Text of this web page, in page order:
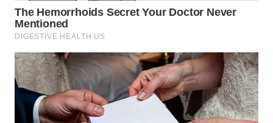
WN
LABUHANBATU
WN
TAPANULI
TENGAH